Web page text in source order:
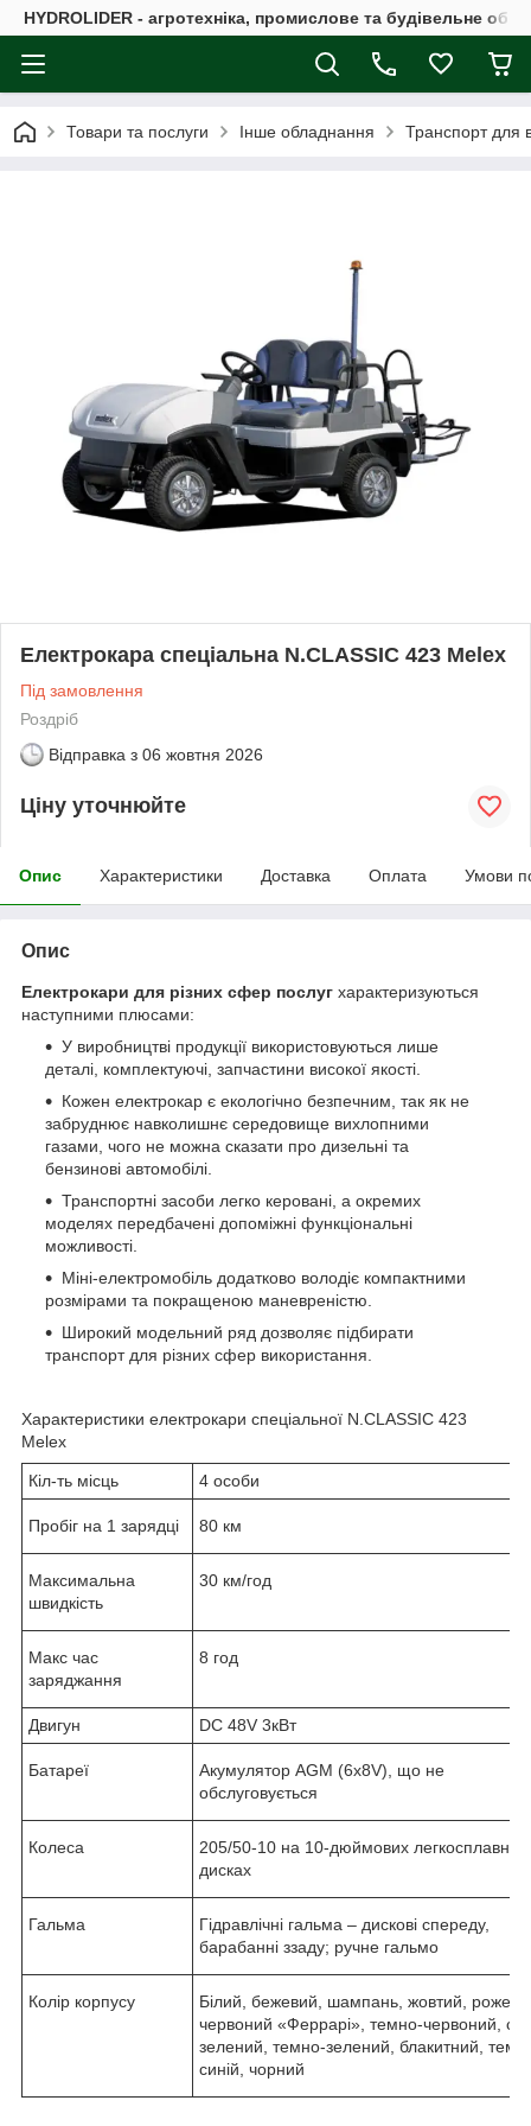
HYDROLIDER - агротехніка, промислове та будівельне
Товари та послуги Інше обладнання Транспорт для
Електрокара спеціальна N.CLASSIC 423 Melex
Під замовлення
Роздріб
Відправка з 06 жовтня 2026
Ціну уточнюйте
Опис Характеристики Доставка Оплата Умови
Опис
Електрокари для різних сфер послуг характеризуються
наступними плюсами:
У виробництві продукції використовуються лише
деталі, комплектуючі, запчастини високої якості.
Кожен електрокар є екологічно безпечним, так як не
забруднює навколишнє середовище вихлопними
газами, чого не можна сказати про дизельні та
бензинові автомобілі.
Транспортні засоби легко керовані, а окремих
моделях передбачені допоміжні функціональні
можливості.
Міні-електромобіль додатково володіє компактними
розмірами та покращеною маневреністю.
Широкий модельний ряд дозволяє підбирати
транспорт для різних сфер використання.
Характеристики електрокари спеціальної N.CLASSIC 423
Melex
Кіл-ть місць 4 особи
Пробіг на 1 зарядці 80 км
Максимальна
швидкість
30 км/год
Макс час
заряджання
8 год
Двигун DC 48V 3кВт
Батареї
Акумулятор AGM (6x8V), що не
обслуговується
Колеса
205/50-10 на 10-дюймових легкосплавних
дисках
Гальма
Гідравлічні гальма – дискові спереду,
барабанні ззаду; ручне гальмо
Колір корпусу
Білий, бежевий, шампань, жовтий,
червоний «Феррарі», темно-червоний,
зелений, темно-зелений, блакитний,
синій, чорний